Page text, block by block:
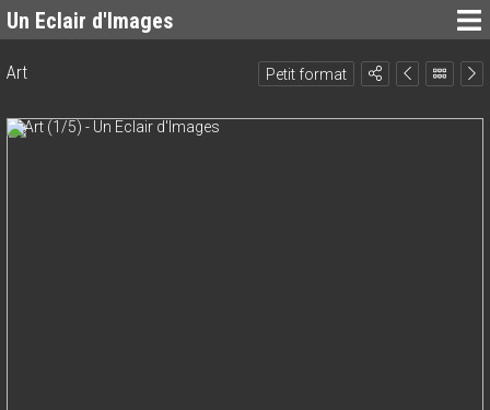
Un Eclair d'Images
Petit format
Art